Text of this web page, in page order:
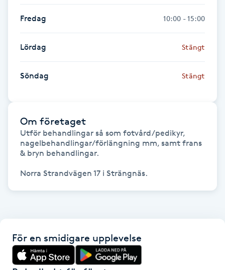
Gellack med förstärkning
Gravidmassage
Gravidyoga
Gruppträning
Gua Sha-massage
Hatha Yoga
Herrklippning
Fredag 10:00 - 15:00
Lördag Stängt
Söndag Stängt
Om företaget
Utför behandlingar så som fotvård/pedikyr,
nagelbehandlingar/förlängning mm, samt frans
& bryn behandlingar.
Norra Strandvägen 17 i Strängnäs.
För en smidigare upplevelse